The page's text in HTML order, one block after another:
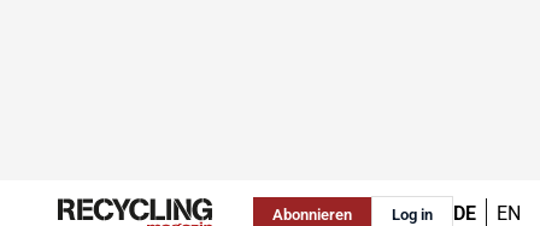
Abonnieren Log in DE EN